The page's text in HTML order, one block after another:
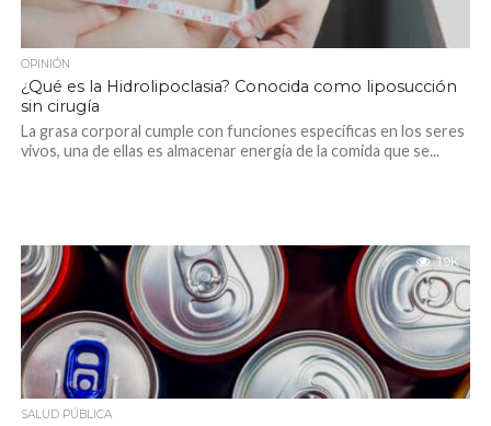
OPINIÓN
¿Qué es la Hidrolipoclasia? Conocida como liposucción
sin cirugía
La grasa corporal cumple con funciones específicas en los seres
vivos, una de ellas es almacenar energía de la comida que se...
1.9K
SALUD PÚBLICA